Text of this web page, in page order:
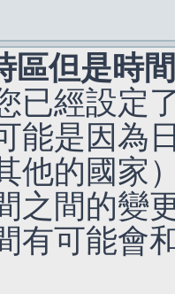
區但是時
已經設定
能是因為
他的國家
之間的變
有可能會